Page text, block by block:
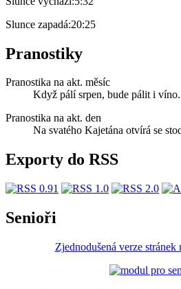
Slunce zapadá:20:25
Pranostiky
Pranostika na akt. měsíc
Když pálí srpen, bude pálit i víno.
Pranostika na akt. den
Na svatého Kajetána otvírá se
Exporty do RSS
Senioři
Zjednodušená verze stránek